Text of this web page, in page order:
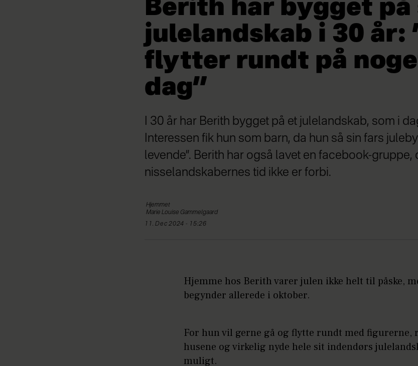
Berith har bygget på
julelandskab i 30 år:
flytter rundt på
dag”
I 30 år har Berith bygget på et julelandskab, som i
Interessen fik hun som barn, da hun så sin fars
levende”. Berith har også lavet en facebook-gruppe,
nisselandskabernes tid ikke er forbi.
Hjemmet
Marie Louise Gammelgaard
11. Dec 2024 - 15:26
Hjemme hos Berith varer julen ikke helt til påske,
begynder allerede i oktober.
For hun vil gerne gå og flytte rundt med figurerne,
husene og virkelig nyde hele sit indendørs
muligt.